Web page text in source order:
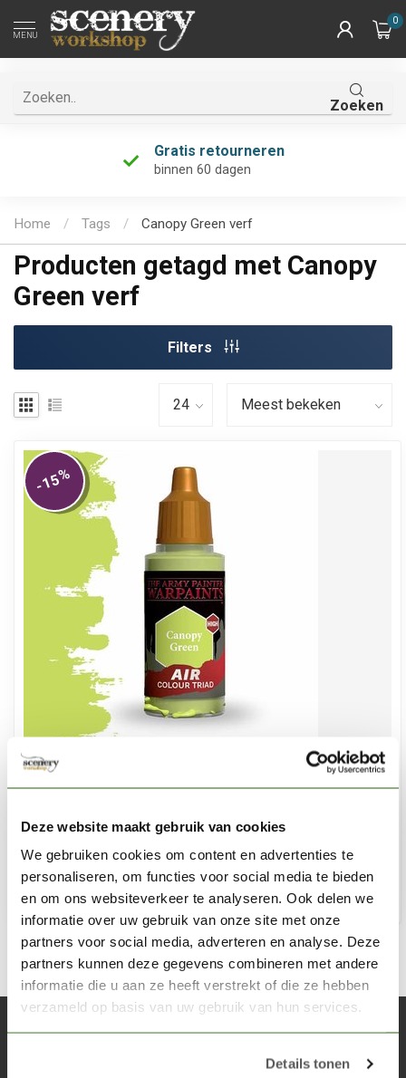
Deze website maakt gebruik van cookies
We gebruiken cookies om content en advertenties te
personaliseren, om functies voor social media te bieden
en om ons websiteverkeer te analyseren. Ook delen we
informatie over uw gebruik van onze site met onze
partners voor social media, adverteren en analyse. Deze
partners kunnen deze gegevens combineren met andere
informatie die u aan ze heeft verstrekt of die ze hebben
verzameld op basis van uw gebruik van hun services.
Details tonen
MENU
0
Zoeken
Gratis retourneren
binnen 60 dagen
Home / Tags / Canopy Green verf
Producten getagd met Canopy
Green verf
Filters
-15%
THE ARMY PAINTER
Canopy Green - Warpaints Air - 18ml - AW4433
€3,23 €2,74
Op voorraad
Abonneer je op onze nieuwsbrief
Blijf op de hoogte over onze laatste acties